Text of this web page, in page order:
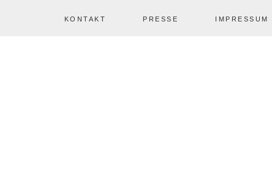
KONTAKT PRESSE IMPRESSUM